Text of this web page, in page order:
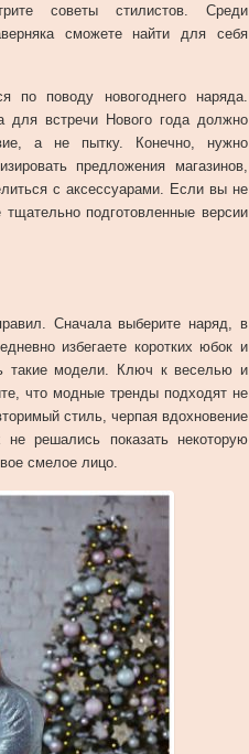
советы стилистов. Среди
сможете найти для себя
по поводу новогоднего наряда.
для встречи Нового года должно
а не пытку. Конечно, нужно
предложения магазинов,
с аксессуарами. Если вы не
подготовленные версии
Сначала выберите наряд, в
избегаете коротких юбок и
такие модели. Ключ к веселью и
что модные тренды подходят не
стиль, черпая вдохновение
решались показать некоторую
смелое лицо.